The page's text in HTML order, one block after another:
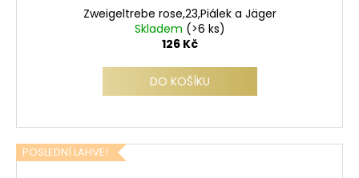
Zweigeltrebe rose,23,Piálek a Jäger
Skladem (>6 ks)
126 Kč
DO KOŠÍKU
POSLEDNÍ LAHVE!